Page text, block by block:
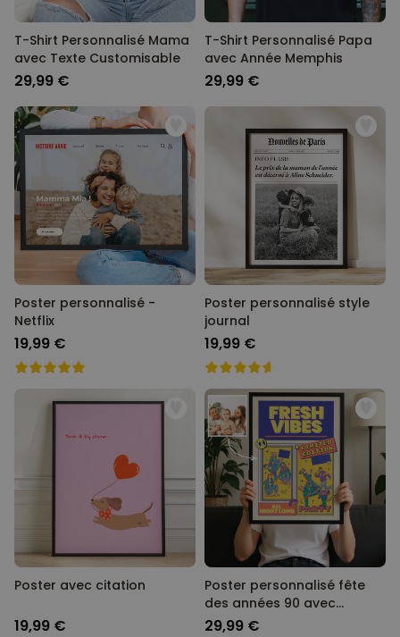
T-Shirt Personnalisé Mama
avec Texte Customisable
29,99 €
T-Shirt Personnalisé Papa
avec Année Memphis
29,99 €
Poster personnalisé -
Netflix
19,99 €
Poster personnalisé style
journal
19,99 €
Poster avec citation
19,99 €
Poster personnalisé fête
des années 90 avec
photos et texte
29,99 €